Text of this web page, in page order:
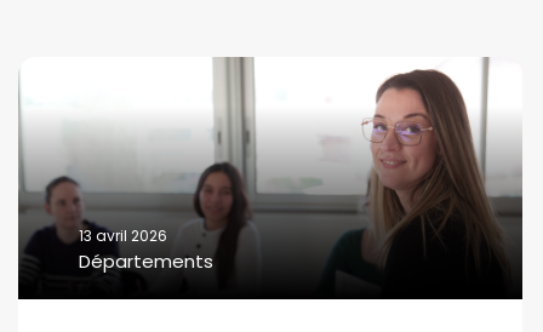
13 avril 2026
Départements